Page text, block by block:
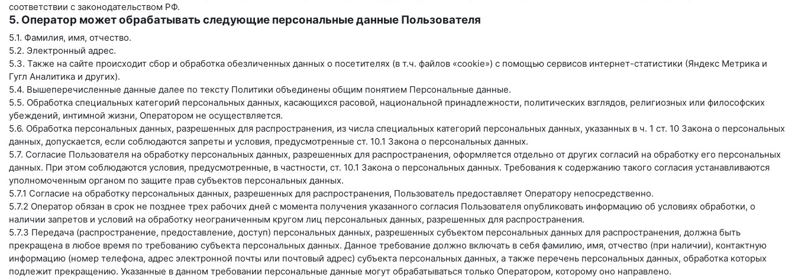
соответствии с законодательством РФ.
5. Оператор может обрабатывать следующие персональные данные Пользователя
5.1. Фамилия, имя, отчество.
5.2. Электронный адрес.
5.3. Также на сайте происходит сбор и обработка обезличенных данных о посетителях (в т.ч. файлов «cookie») с помощью сервисов интернет-статистики (Яндекс Метрика и
Гугл Аналитика и других).
5.4. Вышеперечисленные данные далее по тексту Политики объединены общим понятием Персональные данные.
5.5. Обработка специальных категорий персональных данных, касающихся расовой, национальной принадлежности, политических взглядов, религиозных или философских
убеждений, интимной жизни, Оператором не осуществляется.
5.6. Обработка персональных данных, разрешенных для распространения, из числа специальных категорий персональных данных, указанных в ч. 1 ст. 10 Закона о персональных
данных, допускается, если соблюдаются запреты и условия, предусмотренные ст. 10.1 Закона о персональных данных.
5.7. Согласие Пользователя на обработку персональных данных, разрешенных для распространения, оформляется отдельно от других согласий на обработку его персональных
данных. При этом соблюдаются условия, предусмотренные, в частности, ст. 10.1 Закона о персональных данных. Требования к содержанию такого согласия устанавливаются
уполномоченным органом по защите прав субъектов персональных данных.
5.7.1 Согласие на обработку персональных данных, разрешенных для распространения, Пользователь предоставляет Оператору непосредственно.
5.7.2 Оператор обязан в срок не позднее трех рабочих дней с момента получения указанного согласия Пользователя опубликовать информацию об условиях обработки, о
наличии запретов и условий на обработку неограниченным кругом лиц персональных данных, разрешенных для распространения.
5.7.3 Передача (распространение, предоставление, доступ) персональных данных, разрешенных субъектом персональных данных для распространения, должна быть
прекращена в любое время по требованию субъекта персональных данных. Данное требование должно включать в себя фамилию, имя, отчество (при наличии), контактную
информацию (номер телефона, адрес электронной почты или почтовый адрес) субъекта персональных данных, а также перечень персональных данных, обработка которых
подлежит прекращению. Указанные в данном требовании персональные данные могут обрабатываться только Оператором, которому оно направлено.